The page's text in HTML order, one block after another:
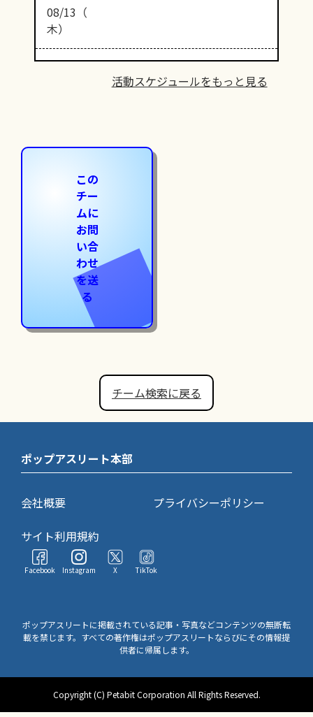
08/13（
木）
活動スケジュールをもっと見る
この
チー
ムに
お問
い合
わせ
を送
る
チーム検索に戻る
ポップアスリート本部
会社概要
プライバシーポリシー
サイト利用規約
Facebook Instagram X TikTok
ポップアスリートに掲載されている記事・写真などコンテンツの無断転
載を禁じます。すべての著作権はポップアスリートならびにその情報提
供者に帰属します。
Copyright (C) Petabit Corporation All Rights Reserved.